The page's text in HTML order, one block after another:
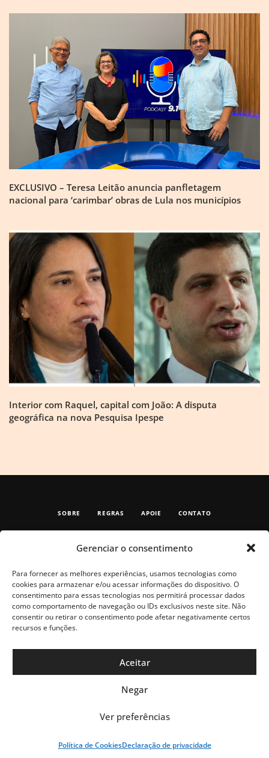
Gerenciar o consentimento
Para fornecer as melhores experiências, usamos tecnologias como
cookies para armazenar e/ou acessar informações do dispositivo. O
consentimento para essas tecnologias nos permitirá processar dados
como comportamento de navegação ou IDs exclusivos neste site. Não
consentir ou retirar o consentimento pode afetar negativamente certos
recursos e funções.
Aceitar
Negar
Ver preferências
Política de CookiesDeclaração de privacidade
EXCLUSIVO – Teresa Leitão anuncia panfletagem
nacional para ‘carimbar’ obras de Lula nos municípios
Interior com Raquel, capital com João: A disputa
geográfica na nova Pesquisa Ipespe
SOBRE REGRAS APOIE CONTATO